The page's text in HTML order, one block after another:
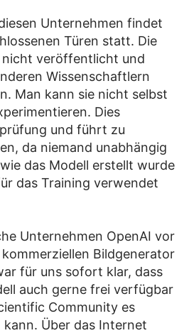
Unternehmen findet
Türen statt. Die
nicht veröffentlicht und
Wissenschaftlern
Man kann sie nicht selbst
Dies
und führt zu
da niemand unabhängig
das Modell erstellt wurde
das Training verwendet
Unternehmen OpenAI vor
Bildgenerator
für uns sofort klar, dass
auch gerne frei verfügbar
Community es
Über das Internet